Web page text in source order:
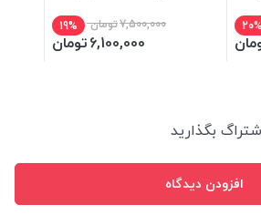
20%
7,500,000تومان 19%
6,100,000تومان
بگذارید
افزودن دیدگاه